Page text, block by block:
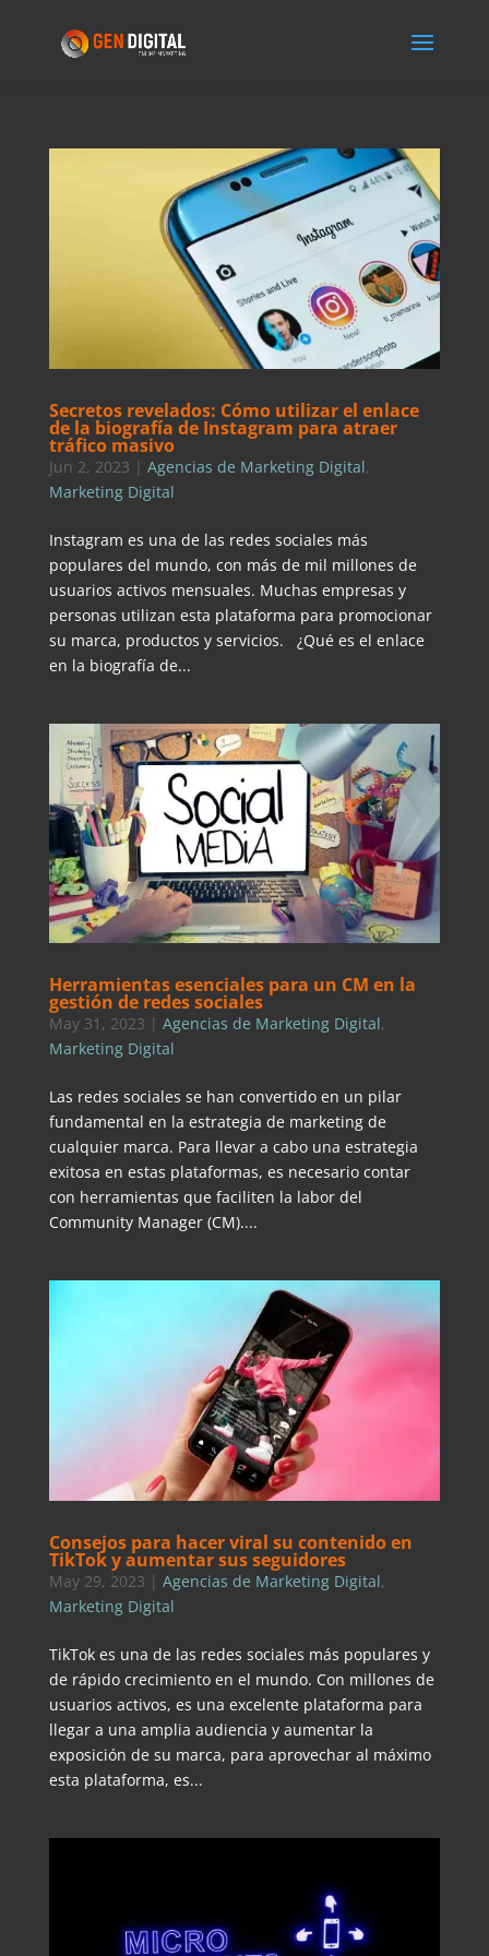
Secretos revelados: Cómo utilizar el enlace
de la biografía de Instagram para atraer
tráfico masivo
Jun 2, 2023 | Agencias de Marketing Digital,
Marketing Digital
Instagram es una de las redes sociales más
populares del mundo, con más de mil millones de
usuarios activos mensuales. Muchas empresas y
personas utilizan esta plataforma para promocionar
su marca, productos y servicios. ¿Qué es el enlace
en la biografía de...
Herramientas esenciales para un CM en la
gestión de redes sociales
May 31, 2023 | Agencias de Marketing Digital,
Marketing Digital
Las redes sociales se han convertido en un pilar
fundamental en la estrategia de marketing de
cualquier marca. Para llevar a cabo una estrategia
exitosa en estas plataformas, es necesario contar
con herramientas que faciliten la labor del
Community Manager (CM)....
Consejos para hacer viral su contenido en
TikTok y aumentar sus seguidores
May 29, 2023 | Agencias de Marketing Digital,
Marketing Digital
TikTok es una de las redes sociales más populares y
de rápido crecimiento en el mundo. Con millones de
usuarios activos, es una excelente plataforma para
llegar a una amplia audiencia y aumentar la
exposición de su marca, para aprovechar al máximo
esta plataforma, es...